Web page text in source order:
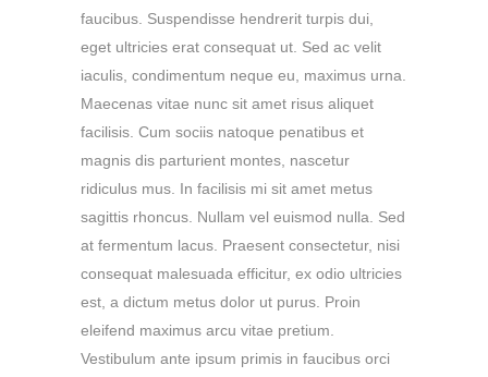
faucibus. Suspendisse hendrerit turpis dui,
eget ultricies erat consequat ut. Sed ac velit
iaculis, condimentum neque eu, maximus urna.
Maecenas vitae nunc sit amet risus aliquet
facilisis. Cum sociis natoque penatibus et
magnis dis parturient montes, nascetur
ridiculus mus. In facilisis mi sit amet metus
sagittis rhoncus. Nullam vel euismod nulla. Sed
at fermentum lacus. Praesent consectetur, nisi
consequat malesuada efficitur, ex odio ultricies
est, a dictum metus dolor ut purus. Proin
eleifend maximus arcu vitae pretium.
Vestibulum ante ipsum primis in faucibus orci